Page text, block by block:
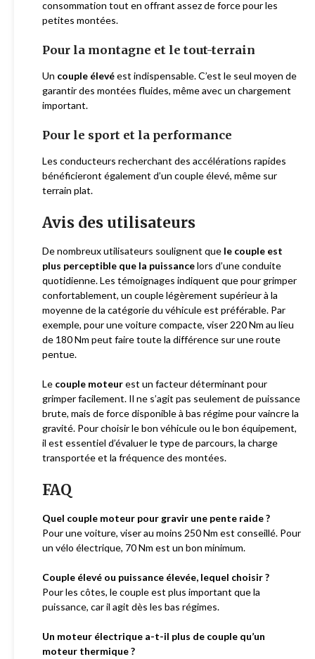
consommation tout en offrant assez de force pour les
petites montées.
Pour la montagne et le tout-terrain
Un couple élevéest indispensable. C’est le seul moyen de
garantir des montées fluides, même avec un chargement
important.
Pour le sport et la performance
Les conducteurs recherchant des accélérations rapides
bénéficieront également d’un couple élevé, même sur
terrain plat.
Avis des utilisateurs
De nombreux utilisateurs soulignent que le couple est
plus perceptible que la puissancelors d’une conduite
quotidienne. Les témoignages indiquent que pour grimper
confortablement, un couple légèrement supérieur à la
moyenne de la catégorie du véhicule est préférable. Par
exemple, pour une voiture compacte, viser 220 Nm au lieu
de 180 Nm peut faire toute la différence sur une route
pentue.
Le couple moteurest un facteur déterminant pour
grimper facilement. Il ne s’agit pas seulement de puissance
brute, mais de force disponible à bas régime pour vaincre la
gravité. Pour choisir le bon véhicule ou le bon équipement,
il est essentiel d’évaluer le type de parcours, la charge
transportée et la fréquence des montées.
FAQ
Quel couple moteur pour gravir une pente raide ?
Pour une voiture, viser au moins 250 Nm est conseillé. Pour
un vélo électrique, 70 Nm est un bon minimum.
Couple élevé ou puissance élevée, lequel choisir ?
Pour les côtes, le couple est plus important que la
puissance, car il agit dès les bas régimes.
Un moteur électrique a-t-il plus de couple qu’un
moteur thermique ?